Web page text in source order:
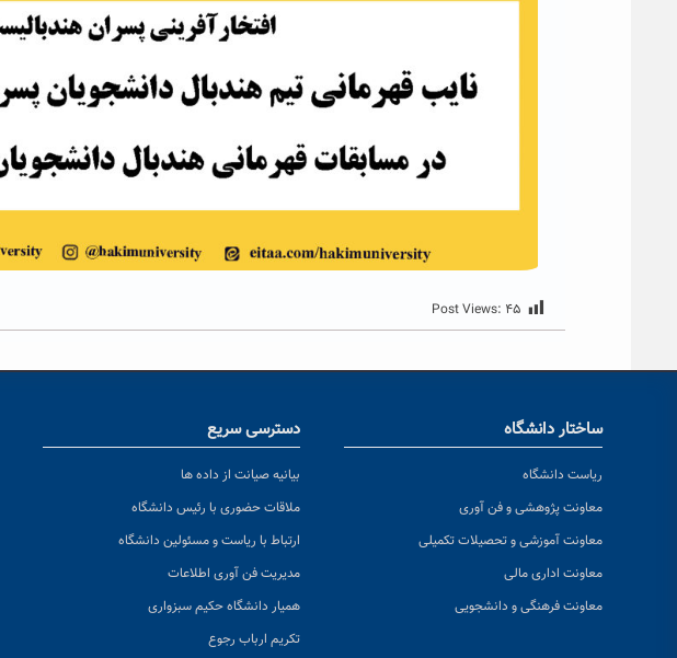
Post Views: ۴۵
ساختار دانشگاه
ریاست دانشگاه
معاونت پژوهشی و فن آوری
معاونت آموزشی و تحصیلات تکمیلی
معاونت اداری مالی
معاونت فرهنگی و دانشجویی
دسترسی سریع
بیانیه صیانت از داده ها
ملاقات حضوری با رئیس دانشگاه
ارتباط با ریاست و مسئولین دانشگاه
مدیریت فن آوری اطلاعات
همیار دانشگاه حکیم سبزواری
تکریم ارباب رجوع